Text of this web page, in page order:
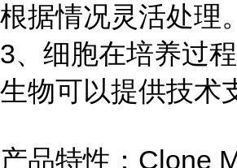
根据情况灵活处理。
3、细胞在培养过
生物可以提供技术
产品特性：Clone